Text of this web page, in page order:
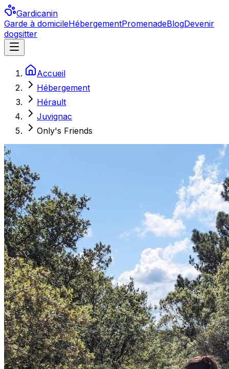
Gardicanin
Garde à domicileHébergementPromenadeBlogDevenir
dogsitter
Accueil
Hébergement
Hérault
Juvignac
Only's Friends